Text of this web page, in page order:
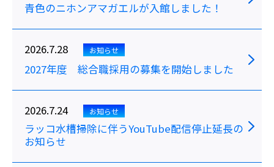
青色のニホンアマガエルが入館しました！
2026.7.28 お知らせ
2027年度 総合職採用の募集を開始しました
2026.7.24 お知らせ
ラッコ水槽掃除に伴うYouTube配信停止延長の
お知らせ